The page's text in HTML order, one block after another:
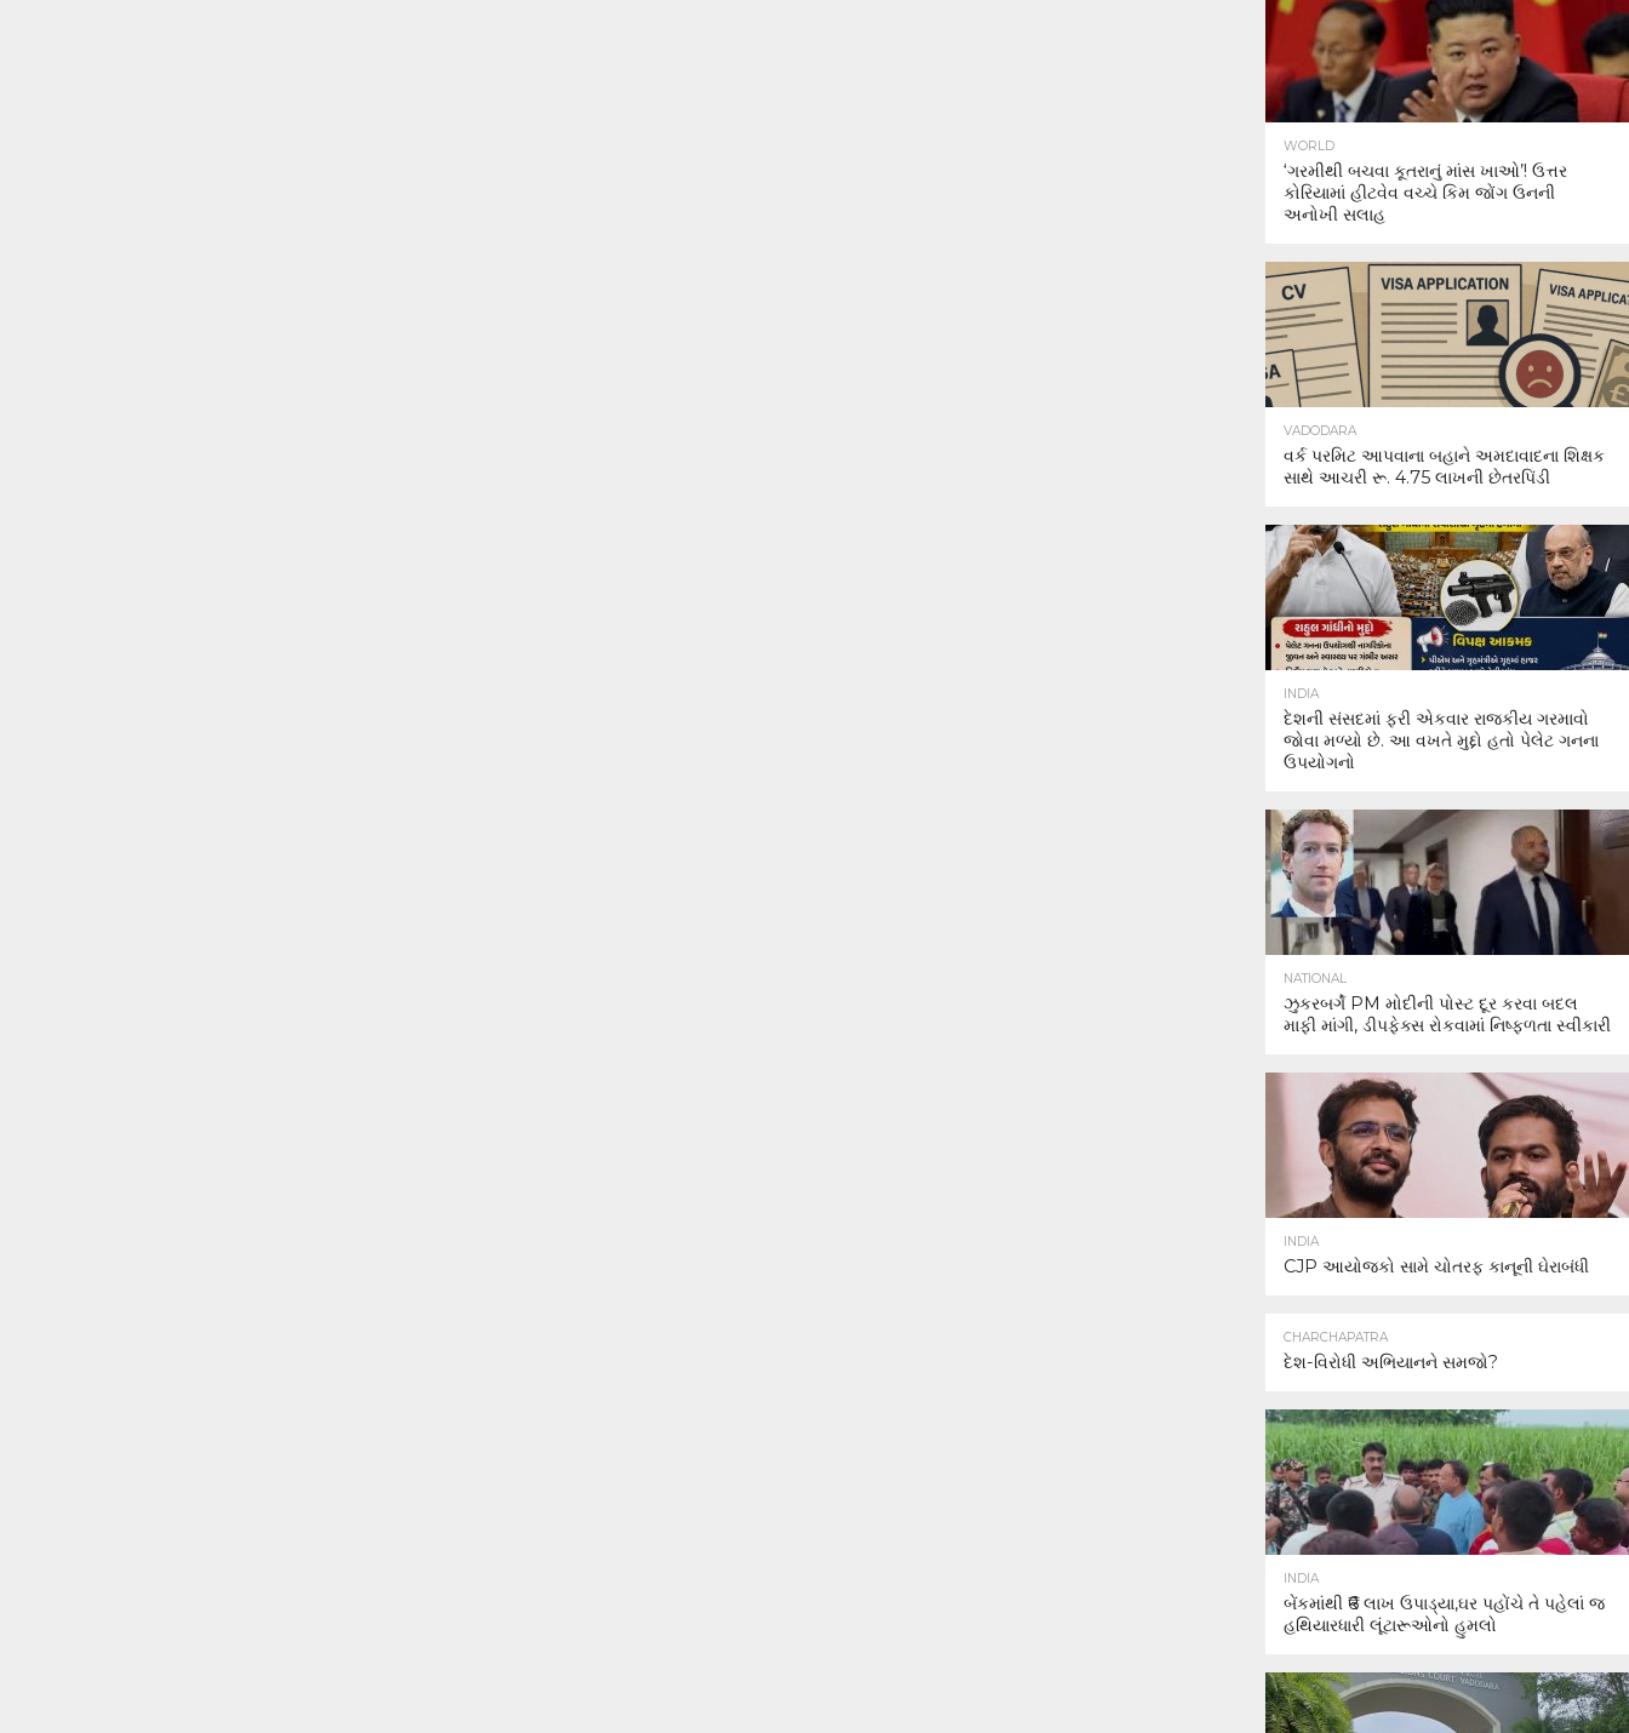
WORLD
‘ગરમીથી બચવા કૂતરાનું માંસ ખાઓ’! ઉત્તર
કોરિયામાં હીટવેવ વચ્ચે કિમ જોંગ ઉનની
અનોખી સલાહ
VADODARA
વર્ક પરમિટ આપવાના બહાને અમદાવાદના શિક્ષક
સાથે આચરી રૂ. 4.75 લાખની છેતરપિંડી
INDIA
દેશની સંસદમાં ફરી એકવાર રાજકીય ગરમાવો
જોવા મળ્યો છે. આ વખતે મુદ્દો હતો પેલેટ ગનના
ઉપયોગનો
NATIONAL
ઝુકરબર્ગે PM મોદીની પોસ્ટ દૂર કરવા બદલ
માફી માંગી, ડીપફેક્સ રોકવામાં નિષ્ફળતા સ્વીકારી
INDIA
CJP આયોજકો સામે ચોતરફ કાનૂની ઘેરાબંધી
CHARCHAPATRA
દેશ-વિરોધી અભિયાનને સમજો?
INDIA
બેંકમાંથી ₹6 લાખ ઉપાડ્યા,ઘર પહોંચે તે પહેલાં જ
હથિયારધારી લૂંટારૂઓનો હુમલો